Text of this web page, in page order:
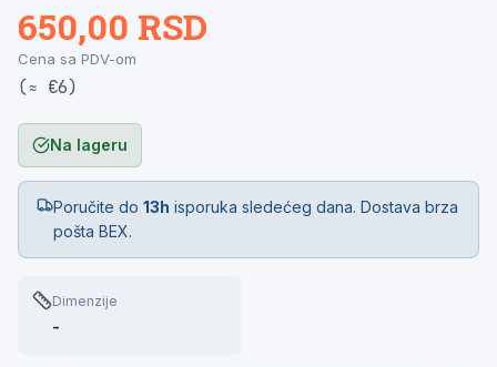
650,00 RSD
Cena sa PDV-om
(≈ €6)
Na lageru
Poručite do13h isporuka sledećeg dana. Dostava brza
pošta BEX.
Dimenzije
-